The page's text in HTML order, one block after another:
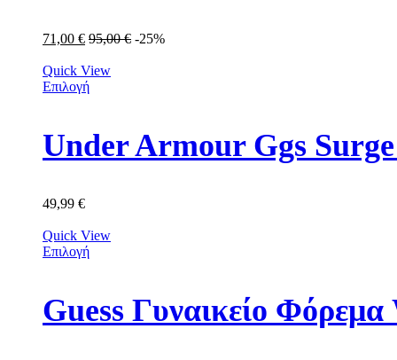
71,00 € 95,00€ -25%
Quick View
Επιλογή
Under Armour Ggs
49,99 €
Quick View
Επιλογή
Guess Γυναικείο